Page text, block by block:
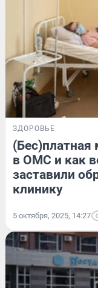
ЗДОРОВЬЕ
в ОМС и как
заставили
клинику
5 октября, 2025, 14:27